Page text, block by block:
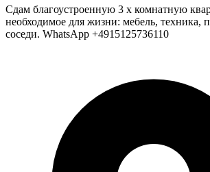
Сдам благоустроенную 3 х комнатную
необходимое для жизни: мебель, техника,
соседи. WhatsApp +4915125736110